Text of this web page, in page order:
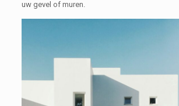
uw gevel of muren.